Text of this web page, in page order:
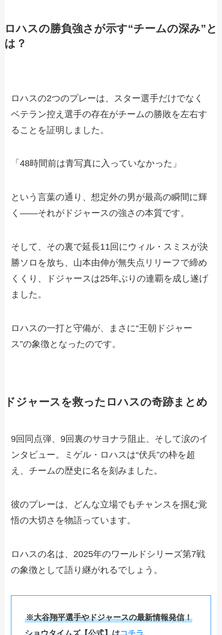
ロハスの勝負強さが示す“チームの深み”と
は？
ロハスの2つのプレーは、スター選手だけでなく
ベテラン控え選手の存在がチームの勝敗を左右す
ることを証明しました。
「48時間前は青写真に入っていなかった」
という言葉の通り、想定外の男が最高の瞬間に輝
く――それがドジャースの強さの本質です。
そして、その裏で延長11回にウィル・スミスが決
勝ソロを放ち、山本由伸が無失点リリーフで締め
くくり、ドジャースは25年ぶりの連覇を成し遂げ
ました。
ロハスの一打と守備が、まさに“王朝ドジャー
ス”の象徴となったのです。
ドジャースを救ったロハスの奇跡まとめ
9回同点弾、9回裏のサヨナラ阻止、そして涙のイ
ンタビュー。ミゲル・ロハスは“伏兵”の枠を超
え、チームの歴史に名を刻みました。
彼のプレーは、どんな立場でもチャンスを掴む覚
悟の大切さを物語っています。
ロハスの名は、2025年のワールドシリーズ第7戦
の象徴として語り継がれるでしょう。
※大谷翔平選手やドジャースの最新情報発信！
ショウタイムズ【公式】はコチラ